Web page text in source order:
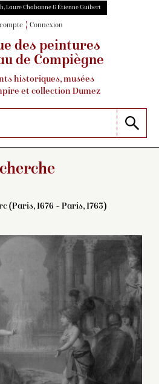
Laure Chabanne & Étienne Guibert
Connexion
des peintures
de Compiègne
historiques, musées
et collection Dumez
(Paris, 1676 – Paris, 1763)